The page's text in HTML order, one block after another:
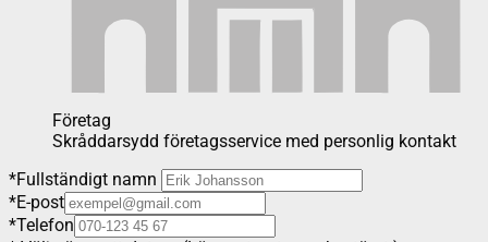
Företag
Skråddarsydd företagsservice med personlig kontakt
*Fullständigt namn
*E-post
*Telefon